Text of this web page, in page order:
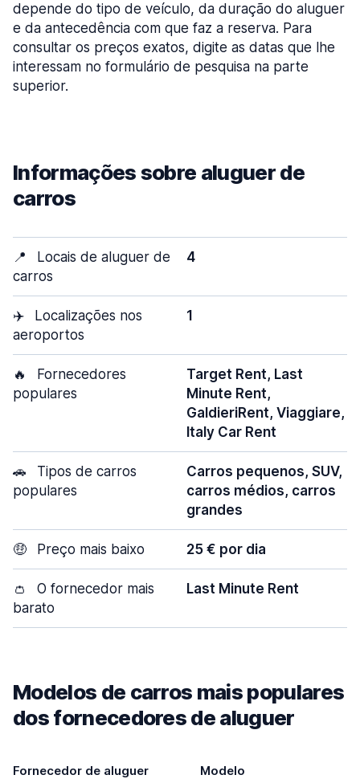
depende do tipo de veículo, da duração do aluguer
e da antecedência com que faz a reserva. Para
consultar os preços exatos, digite as datas que lhe
interessam no formulário de pesquisa na parte
superior.
Informações sobre aluguer de
carros
📍
Locais de aluguer de
carros
4
✈️
Localizações nos
aeroportos
1
🔥
Fornecedores
populares
Target Rent, Last
Minute Rent,
GaldieriRent, Viaggiare,
Italy Car Rent
🚗
Tipos de carros
populares
Carros pequenos, SUV,
carros médios, carros
grandes
🤑 Preço mais baixo 25 € por dia
👛
O fornecedor mais
barato
Last Minute Rent
Modelos de carros mais populares
dos fornecedores de aluguer
Fornecedor de aluguer Modelo